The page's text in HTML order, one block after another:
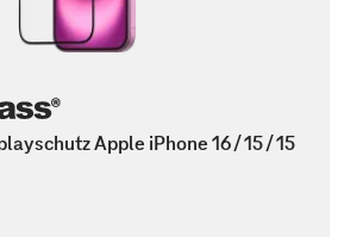
Apple iPhone 16 / 15 / 15